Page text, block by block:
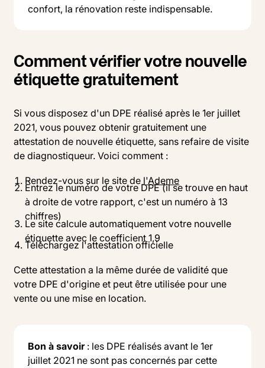
confort, la rénovation reste indispensable.
Comment vérifier votre nouvelle
étiquette gratuitement
Si vous disposez d'un DPE réalisé après le 1er juillet
2021, vous pouvez obtenir gratuitement une
attestation de nouvelle étiquette, sans refaire de visite
de diagnostiqueur. Voici comment :
Rendez-vous sur le site de l'Ademe
Entrez le numéro de votre DPE (il se trouve en haut
à droite de votre rapport, c'est un numéro à 13
chiffres)
Le site calcule automatiquement votre nouvelle
étiquette avec le coefficient 1,9
Téléchargez l'attestation officielle
Cette attestation a la même durée de validité que
votre DPE d'origine et peut être utilisée pour une
vente ou une mise en location.
Bon à savoir: les DPE réalisés avant le 1er
juillet 2021 ne sont pas concernés par cette